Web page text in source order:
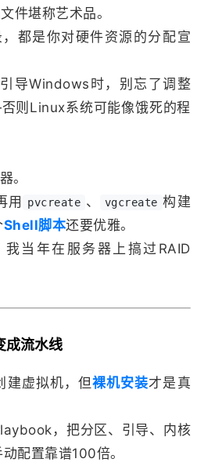
件堪称艺术品。
都是你对硬件资源的分配宣
引导Windows时，别忘了调整
则Linux系统可能像饿死的程
。
用
pvcreate 、 vgcreate 构建
Shell脚本还要优雅。
我当年在服务器上搞过RAID
成流水线
建虚拟机，但裸机安装才是真
，把分区、引导、内核
配置靠谱100倍。